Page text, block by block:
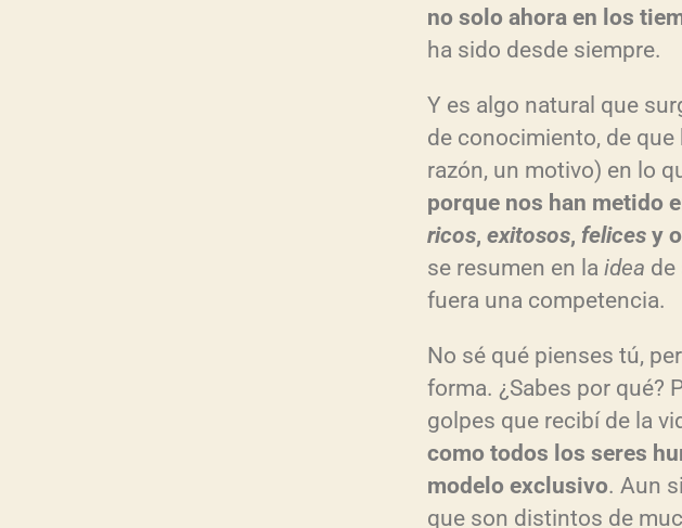
no solo ahora en los
ha sido desde siempre.
Y es algo natural que
de conocimiento, de
razón, un motivo) en lo
porque nos han metido
ricos, exitosos, felices y
se resumen en la idea de
fuera una competencia.
No sé qué pienses tú,
forma. ¿Sabes por qué?
golpes que recibí de la
como todos los seres
modelo exclusivo. Aun
que son distintos de